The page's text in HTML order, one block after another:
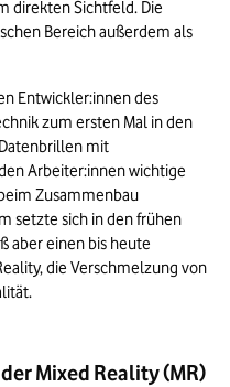
direkten Sichtfeld. Die
Bereich außerdem als
Entwickler:innen des
zum ersten Mal in den
mit
Arbeiter:innen wichtige
Zusammenbau
setzte sich in den frühen
aber einen bis heute
die Verschmelzung von
Mixed Reality (MR)